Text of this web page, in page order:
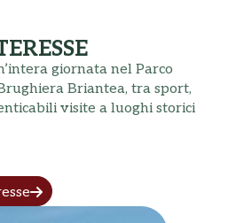
giornata nel Parco
Briantea, tra sport,
visite a luoghi storici